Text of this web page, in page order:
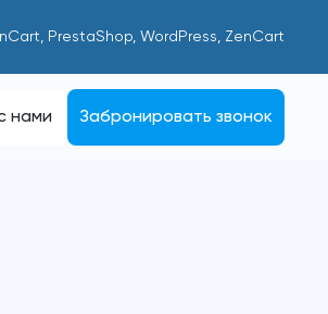
PrestaShop, WordPress, ZenCart
нами Забронировать звонок